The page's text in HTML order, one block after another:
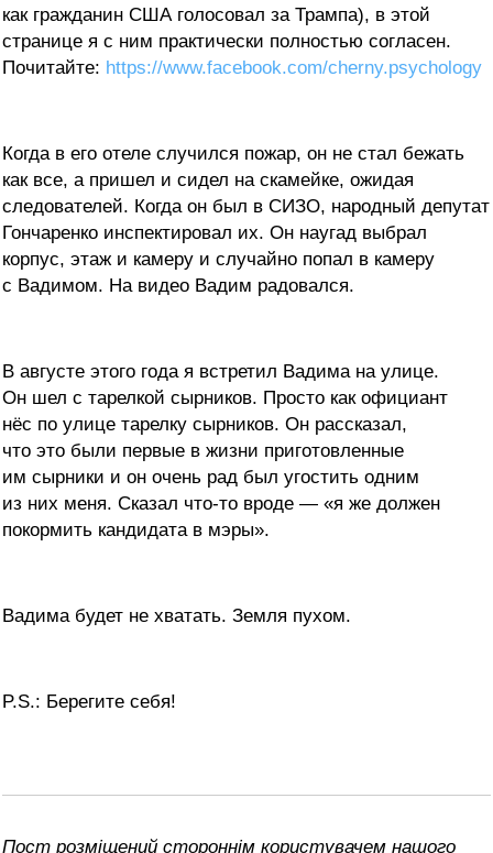
как гражданин США голосовал за Трампа), в этой
странице я с ним практически полностью согласен.
Почитайте: https://www.facebook.com/cherny.psychology
Когда в его отеле случился пожар, он не стал бежать
как все, а пришел и сидел на скамейке, ожидая
следователей. Когда он был в СИЗО, народный депутат
Гончаренко инспектировал их. Он наугад выбрал
корпус, этаж и камеру и случайно попал в камеру
с Вадимом. На видео Вадим радовался.
В августе этого года я встретил Вадима на улице.
Он шел с тарелкой сырников. Просто как официант
нёс по улице тарелку сырников. Он рассказал,
что это были первые в жизни приготовленные
им сырники и он очень рад был угостить одним
из них меня. Сказал что-то вроде — «я же должен
покормить кандидата в мэры».
Вадима будет не хватать. Земля пухом.
P.S.: Берегите себя!
Пост розміщений стороннім користувачем нашого